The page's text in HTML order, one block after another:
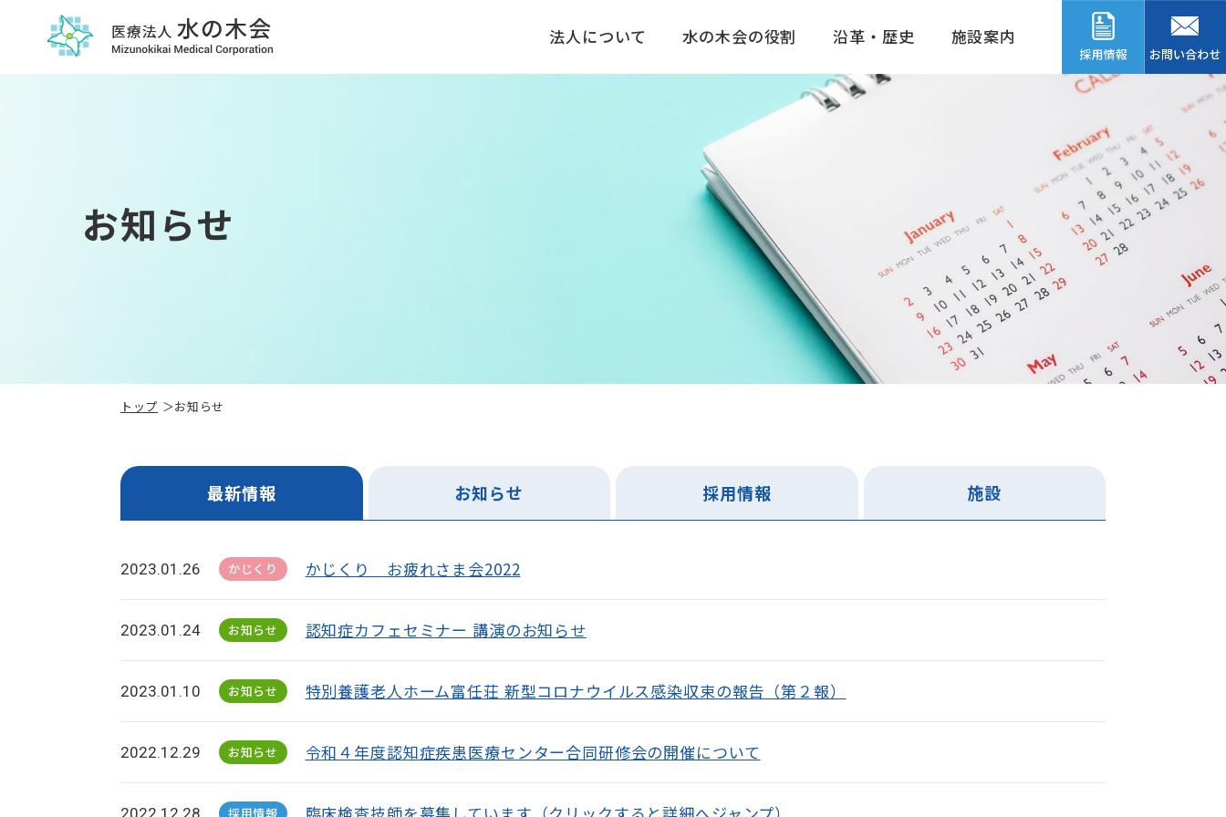
法人について 水の木会の役割 沿革・歴史 施設案内
お知らせ
トップ お知らせ
最新情報 お知らせ 採用情報 施設
2023.01.26 かじくり かじくり お疲れさま会2022
2023.01.24 お知らせ 認知症カフェセミナー 講演のお知らせ
2023.01.10 お知らせ 特別養護老人ホーム富任荘 新型コロナウイルス感染収束の報告（第２報）
2022.12.29 お知らせ 令和４年度認知症疾患医療センター合同研修会の開催について
2022.12.28 採用情報